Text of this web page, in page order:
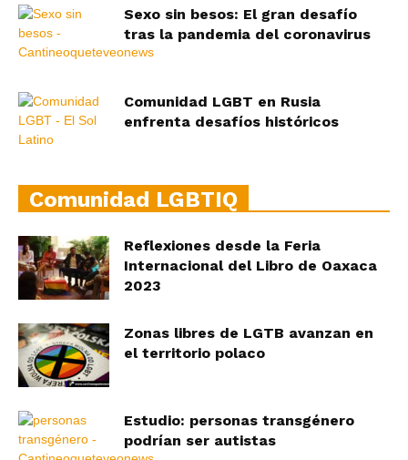
Sexo sin besos: El gran desafío
tras la pandemia del coronavirus
Comunidad LGBT en Rusia
enfrenta desafíos históricos
Comunidad LGBTIQ
Reflexiones desde la Feria
Internacional del Libro de Oaxaca
2023
Zonas libres de LGTB avanzan en
el territorio polaco
Estudio: personas transgénero
podrían ser autistas